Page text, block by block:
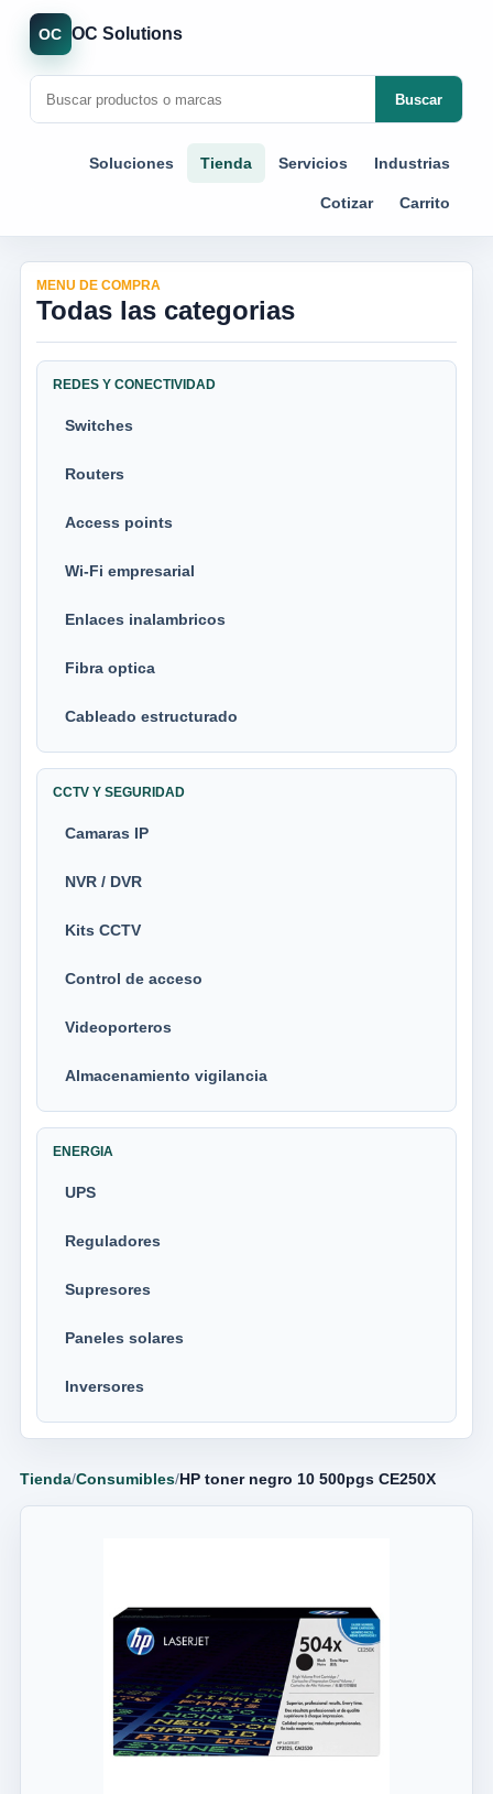
OC OC Solutions
Buscar
Soluciones Tienda Servicios Industrias
Cotizar Carrito
MENU DE COMPRA
Todas las categorias
REDES Y CONECTIVIDAD
Switches
Routers
Access points
Wi-Fi empresarial
Enlaces inalambricos
Fibra optica
Cableado estructurado
CCTV Y SEGURIDAD
Camaras IP
NVR / DVR
Kits CCTV
Control de acceso
Videoporteros
Almacenamiento vigilancia
ENERGIA
UPS
Reguladores
Supresores
Paneles solares
Inversores
Tienda/Consumibles/HP toner negro 10 500pgs CE250X